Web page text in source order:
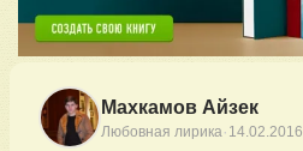
Махкамов Айзек
Любовная лирика· 14.02.2016